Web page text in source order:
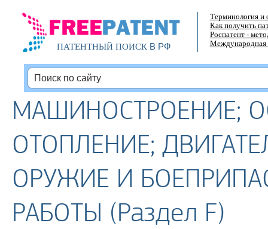
ПАТЕНТНЫЙ ПОИСКВ РФ
Терминология и
Как получить
Роспатент -
Международная
МАШИНОСТРОЕНИЕ;
ОТОПЛЕНИЕ;
ОРУЖИЕ И
РАБОТЫ (Раздел F)